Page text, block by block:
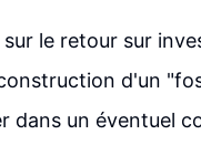
le retour sur
d'un
dans un éventuel